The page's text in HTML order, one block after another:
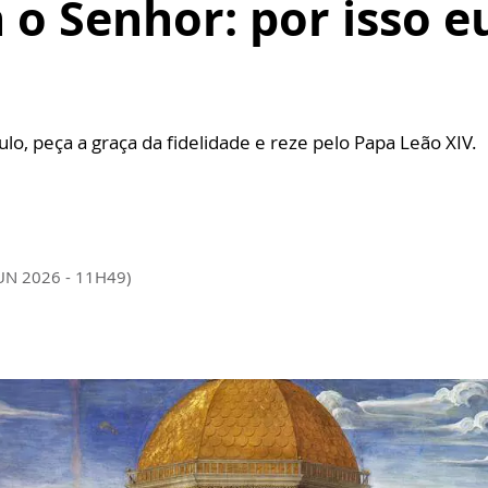
Senhor: por isso
peça a graça da fidelidade e reze pelo Papa Leão XIV.
2026 - 11H49)